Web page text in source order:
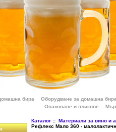
бира
Оборудване за домашна
Опаковане и пликове
Каталог:: Материали за вино и
Рефлекс Мало 360 -